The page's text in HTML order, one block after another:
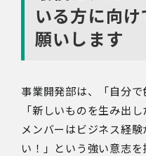
いる方に向
願いします
事業開発部は、「自分
「新しいものを生み出
メンバーはビジネス経
い！」という強い意志